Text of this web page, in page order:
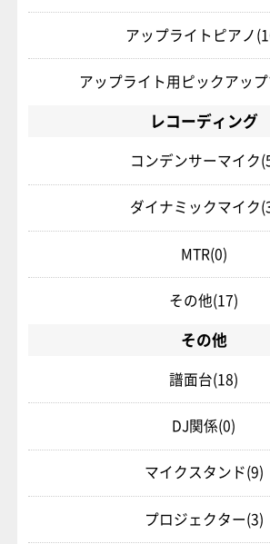
アップライトピアノ
アップライト用ピックアッ
レコーディング
コンデンサーマイク
ダイナミックマイク
MTR(0)
その他(17)
その他
譜面台(18)
DJ関係(0)
マイクスタンド(9)
プロジェクター(3)